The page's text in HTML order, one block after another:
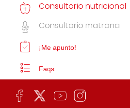
Consultorio nutricional
Consultorio matrona
¡Me apunto!
Faqs